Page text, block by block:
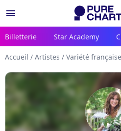
menu
Billetterie Star Academy
Accueil / Artistes / Variété française